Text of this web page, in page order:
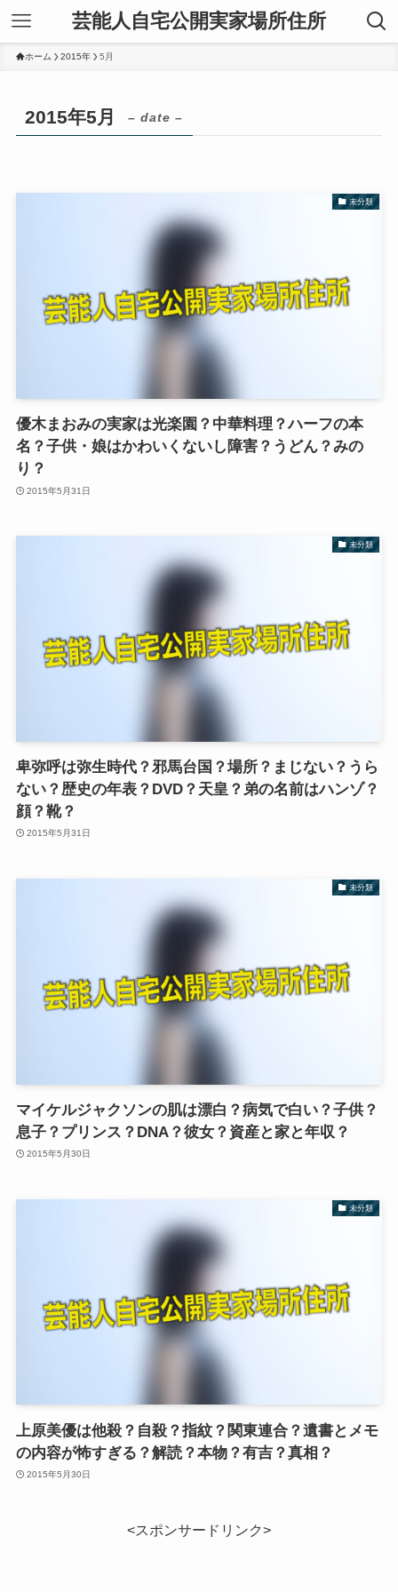
芸能人自宅公開実家場所住所
ホーム 2015年 5月
2015年5月 – date –
未分類
優木まおみの実家は光楽園？中華料理？ハーフの本
名？子供・娘はかわいくないし障害？うどん？みの
り？
2015年5月31日
未分類
卑弥呼は弥生時代？邪馬台国？場所？まじない？うら
ない？歴史の年表？DVD？天皇？弟の名前はハンゾ？
顔？靴？
2015年5月31日
未分類
マイケルジャクソンの肌は漂白？病気で白い？子供？
息子？プリンス？DNA？彼女？資産と家と年収？
2015年5月30日
未分類
上原美優は他殺？自殺？指紋？関東連合？遺書とメモ
の内容が怖すぎる？解読？本物？有吉？真相？
2015年5月30日
<スポンサードリンク>